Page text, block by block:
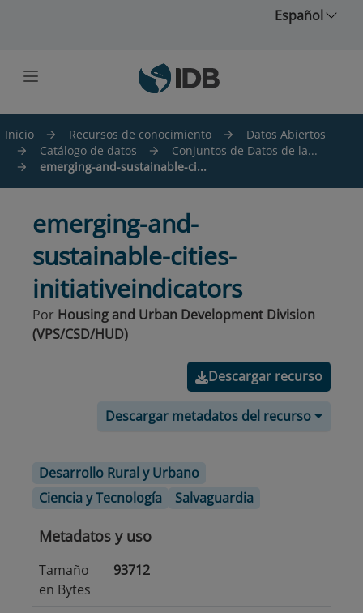
Español
Inicio Recursos de conocimiento
Datos Abiertos
Catálogo de datos
Conjuntos de Datos de la...
emerging-and-sustainable-ci...
emerging-and-
sustainable-cities-
initiativeindicators
Por Housing and Urban Development Division
(VPS/CSD/HUD)
Descargar recurso
Descargar metadatos del recurso
Desarrollo Rural y Urbano
Ciencia y Tecnología
Salvaguardia
Metadatos y uso
Tamaño
en Bytes
93712